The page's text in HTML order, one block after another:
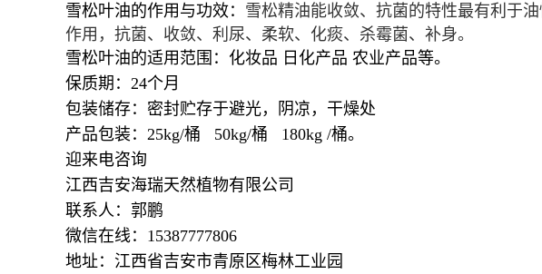
雪松叶油的作用与功效： 雪松精油能收敛、抗菌的特性最有利于
作用，抗菌、收敛、利尿、柔软、化痰、杀霉菌、补身。
雪松叶油的适用范围：化妆品 日化产品 农业产品等。
保质期：24个月
包装储存：密封贮存于避光，阴凉，干燥处
产品包装：25kg/桶 50kg/桶 180kg /桶。
迎来电咨询
江西吉安海瑞天然植物有限公司
联系人：郭鹏
微信在线：15387777806
地址：江西省吉安市青原区梅林工业园